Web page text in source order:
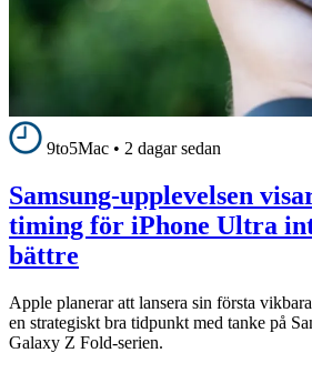
9to5Mac • 2 dagar sedan
Samsung-upplevelsen
timing för iPhone Ultra
bättre
Apple planerar att lansera sin första
en strategiskt bra tidpunkt med tanke på
Galaxy Z Fold-serien.